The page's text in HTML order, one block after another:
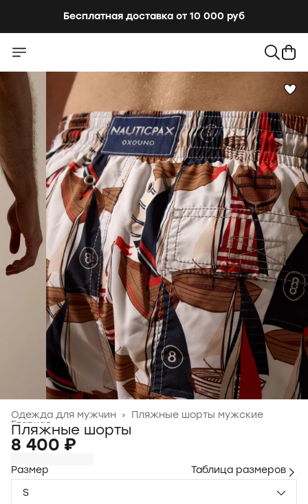
Бесплатная доставка от 10 000 руб
Пляжные шорты мужские
Одежда для мужчин ›
Главная ›
Пляжные шорты
8 400 ₽
Размер
Таблица размеров
S